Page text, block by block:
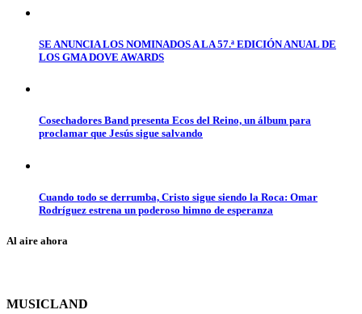
SE ANUNCIA LOS NOMINADOS A LA 57.ª EDICIÓN ANUAL DE
LOS GMA DOVE AWARDS
Cosechadores Band presenta Ecos del Reino, un álbum para
proclamar que Jesús sigue salvando
Cuando todo se derrumba, Cristo sigue siendo la Roca: Omar
Rodríguez estrena un poderoso himno de esperanza
Al aire ahora
MUSICLAND